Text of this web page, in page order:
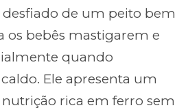
de um peito bem
os bebês mastigarem e
quando
Ele apresenta um
rica em ferro sem